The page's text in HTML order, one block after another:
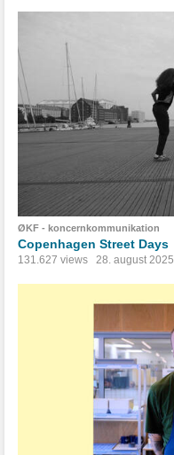
ØKF - koncernkommunikation
Copenhagen Street Days
131.627 views 28. august 2025